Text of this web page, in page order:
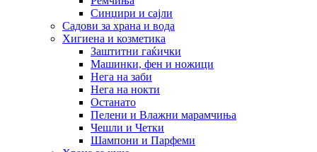
Синџири и сајли
Садови за храна и вода
Хигиена и козметика
Заштитни гаќички
Машинки, фен и ножици
Нега на заби
Нега на нокти
Останато
Пелени и Влажни марамчиња
Чешли и Четки
Шампони и Парфеми